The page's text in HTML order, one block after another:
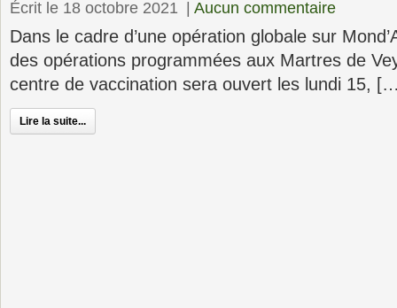
Écrit le 18 octobre 2021 Aucun commentaire
Dans le cadre d’une opération globale sur
des opérations programmées aux Martres de
centre de vaccination sera ouvert les lundi 15,
Lire la suite...